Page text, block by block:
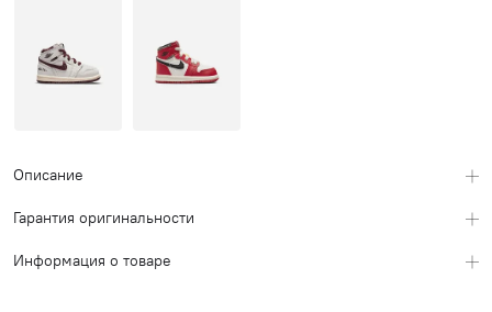
Описание
Гарантия оригинальности
Информация о товаре